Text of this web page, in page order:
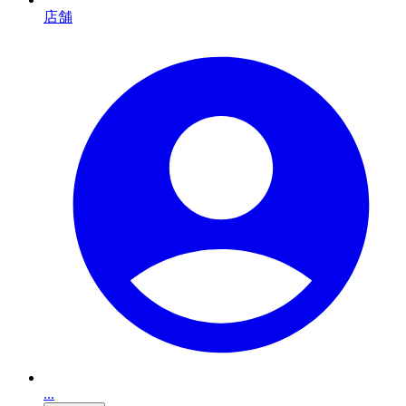
店舗
...